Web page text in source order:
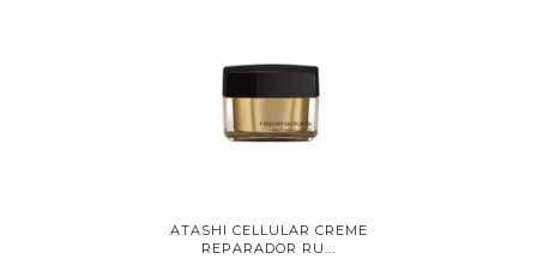
ATASHI CELLULAR CREME
REPARADOR RU...